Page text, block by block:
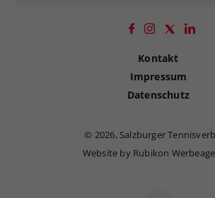
Kontakt
Impressum
Datenschutz
© 2026, Salzburger
Website by Rubikon